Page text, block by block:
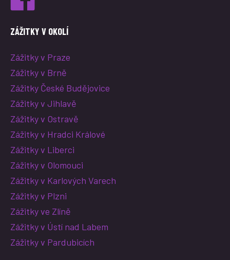
ZÁŽITKY V OKOLÍ
Zážitky v Praze
Zážitky v Brně
Zážitky České Budějovice
Zážitky v Jihlavě
Zážitky v Ostravě
Zážitky v Hradci Králové
Zážitky v Liberci
Zážitky v Olomouci
Zážitky v Karlových Varech
Zážitky v Plzni
Zážitky ve Zlíně
Zážitky v Ústí nad Labem
Zážitky v Pardubicích